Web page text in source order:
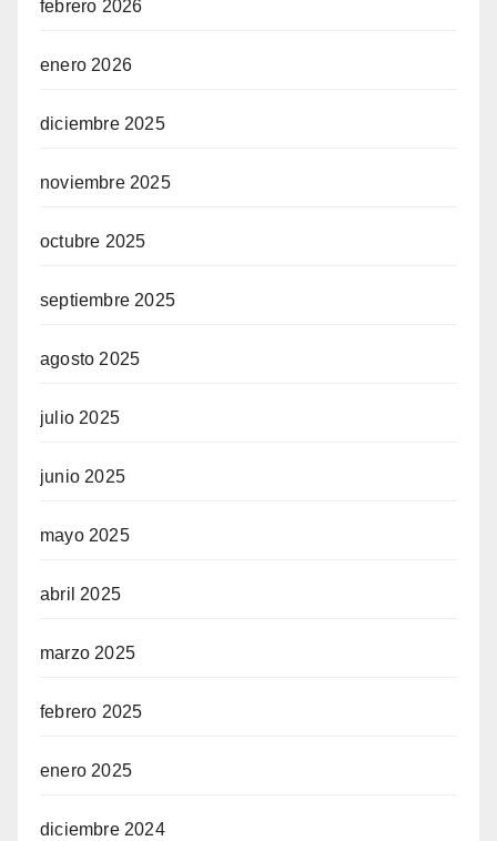
febrero 2026
enero 2026
diciembre 2025
noviembre 2025
octubre 2025
septiembre 2025
agosto 2025
julio 2025
junio 2025
mayo 2025
abril 2025
marzo 2025
febrero 2025
enero 2025
diciembre 2024